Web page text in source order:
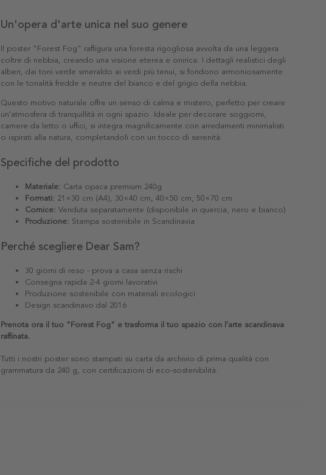
Un'opera d'arte unica nel suo genere
Il poster "Forest Fog" raffigura una foresta rigogliosa avvolta da una leggera
coltre di nebbia, creando una visione eterea e onirica. I dettagli realistici degli
alberi, dai toni verde smeraldo ai verdi più tenui, si fondono armoniosamente
con le tonalità fredde e neutre del bianco e del grigio della nebbia.
Questo motivo naturale offre un senso di calma e mistero, perfetto per creare
un'atmosfera di tranquillità in ogni spazio. Ideale per decorare soggiorni,
camere da letto o uffici, si integra magnificamente con arredamenti minimalisti
o ispirati alla natura, completandoli con un tocco di serenità.
Specifiche del prodotto
Materiale: Carta opaca premium 240g
Formati: 21×30 cm (A4), 30×40 cm, 40×50 cm, 50×70 cm
Cornice: Venduta separatamente (disponibile in quercia, nero e bianco)
Produzione: Stampa sostenibile in Scandinavia
Perché scegliere Dear Sam?
30 giorni di reso - prova a casa senza rischi
Consegna rapida 2-4 giorni lavorativi
Produzione sostenibile con materiali ecologici
Design scandinavo dal 2016
Prenota ora il tuo "Forest Fog" e trasforma il tuo spazio con l'arte scandinava
raffinata.
Tutti i nostri poster sono stampati su carta da archivio di prima qualità con
grammatura da 240 g, con certificazioni di eco-sostenibilità.